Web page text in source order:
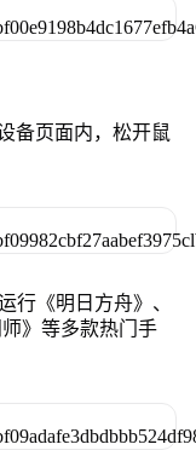
备页面内，松开鼠
行《明日方舟》、
》等多款热门手